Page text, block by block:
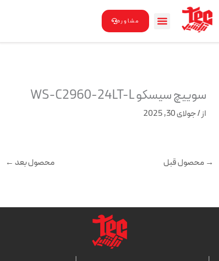
محتوا
مشاوره
سوییچ سیسکو WS-C2960-24LT-L
از/جولای 30, 2025
→ محصول قبل محصول بعد ←